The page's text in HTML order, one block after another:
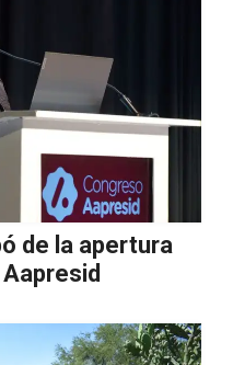
de la apertura